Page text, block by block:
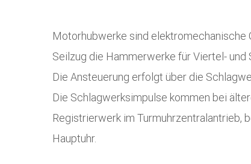
Motorhubwerke sind elektromechanische
Seilzug die Hammerwerke für Viertel- und
Die Ansteuerung erfolgt über die
Die Schlagwerksimpulse kommen bei
Registrierwerk im Turmuhrzentralantrieb,
Hauptuhr.